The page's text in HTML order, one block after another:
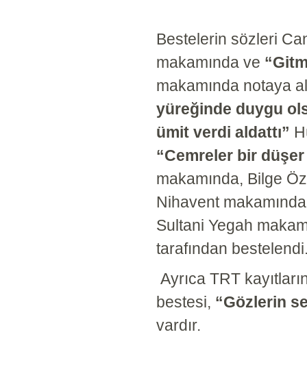
Bestelerin sözleri
makamında ve
makamında notaya
yüreğinde duygu
ümit verdi aldattı”
“Cemreler bir düşer
makamında, Bilge
Nihavent
Sultani Yegah
tarafından
Ayrıca TRT
bestesi, “Gözlerin
vardır.